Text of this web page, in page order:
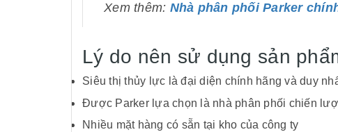
Xem thêm: Nhà phân phối Parker
Lý do nên sử dụng sản
Siêu thị thủy lực là đại diện chính hãng và duy
Được Parker lựa chọn là nhà phân phối chiến
Nhiều mặt hàng có sẵn tại kho của công ty